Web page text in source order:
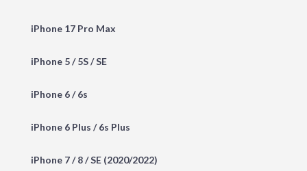
iPhone 17 Pro Max
iPhone 5 / 5S / SE
iPhone 6 / 6s
iPhone 6 Plus / 6s Plus
iPhone 7 / 8 / SE (2020/2022)